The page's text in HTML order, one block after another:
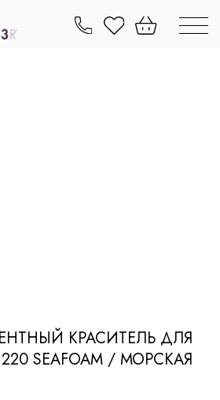
КРАСИТЕЛЬ ДЛЯ
SEAFOAM / МОРСКАЯ